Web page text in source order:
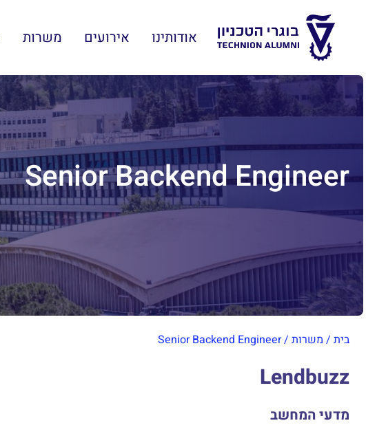
אודותינו אירועים משרות
Senior Backend Engineer
בית / משרות /
Senior Backend Engineer
Lendbuzz
מדעי המחשב